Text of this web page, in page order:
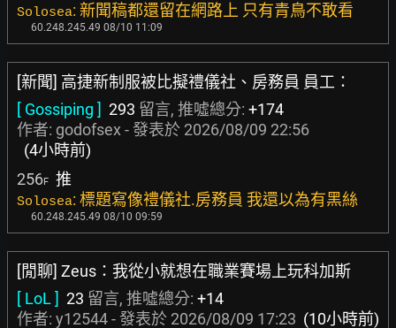
Solosea: 新聞稿都還留在網路上 只有青鳥不敢看
60.248.245.49 08/10 11:09
[新聞] 高捷新制服被比擬禮儀社、房務員 員工：
[ Gossiping ] 293 留言, 推噓總分: +174
作者: godofsex - 發表於 2026/08/09 22:56
(4小時前)
256F 推
Solosea: 標題寫像禮儀社.房務員 我還以為有黑絲
60.248.245.49 08/10 09:59
[閒聊] Zeus：我從小就想在職業賽場上玩科加斯
[ LoL ] 23 留言, 推噓總分: +14
作者: y12544- 發表於 2026/08/09 17:23 (10小時前)